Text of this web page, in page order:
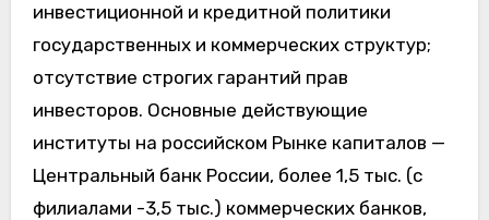
инвестиционной и кредитной политики
государственных и коммерческих структур;
отсутствие строгих гарантий прав
инвесторов. Основные действующие
институты на российском Рынке капиталов —
Центральный банк России, более 1,5 тыс. (с
филиалами -3,5 тыс.) коммерческих банков,